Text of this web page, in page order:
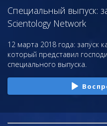
Специальный выпуск:
Scientology Network
12 марта 2018 года: запуск
который представил
специального выпуска.